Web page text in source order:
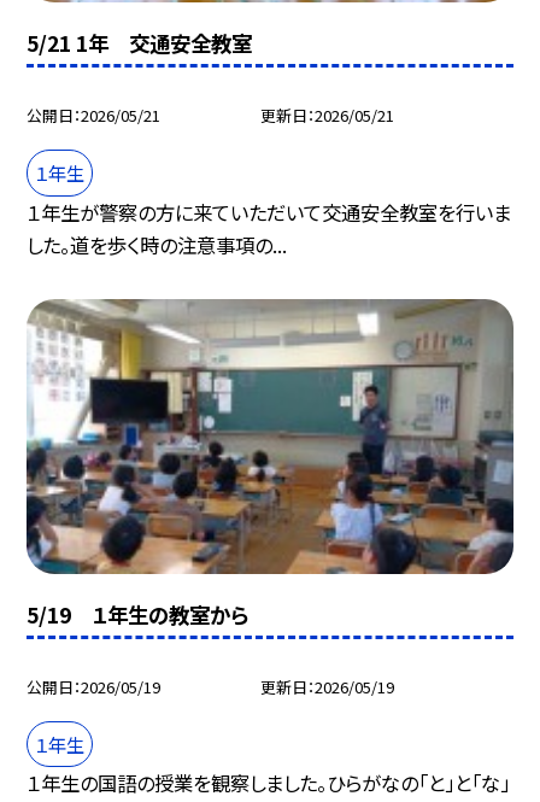
5/21 1年 交通安全教室
公開日 2026/05/21 更新日 2026/05/21
１年生
１年生が警察の方に来ていただいて交通安全教室を行いま
した。道を歩く時の注意事項の...
5/19 １年生の教室から
公開日 2026/05/19 更新日 2026/05/19
１年生
１年生の国語の授業を観察しました。ひらがなの「と」と「な」